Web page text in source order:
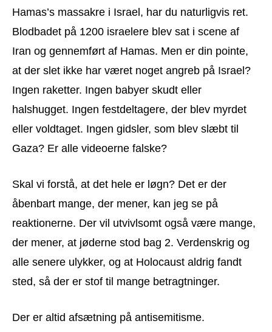
Hamas’s massakre i Israel, har du naturligvis ret.
Blodbadet på 1200 israelere blev sat i scene af
Iran og gennemført af Hamas. Men er din pointe,
at der slet ikke har været noget angreb på Israel?
Ingen raketter. Ingen babyer skudt eller
halshugget. Ingen festdeltagere, der blev myrdet
eller voldtaget. Ingen gidsler, som blev slæbt til
Gaza? Er alle videoerne falske?
Skal vi forstå, at det hele er løgn? Det er der
åbenbart mange, der mener, kan jeg se på
reaktionerne. Der vil utvivlsomt også være mange,
der mener, at jøderne stod bag 2. Verdenskrig og
alle senere ulykker, og at Holocaust aldrig fandt
sted, så der er stof til mange betragtninger.
Der er altid afsætning på antisemitisme.